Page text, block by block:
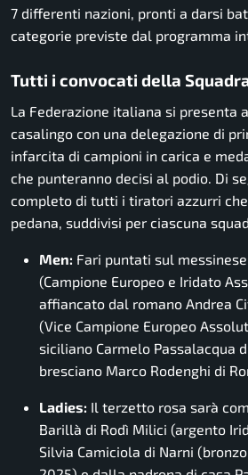
7 differenti nazioni, pronti a darsi
categorie previste dal programma
Tutti i convocati della
La Federazione italiana si presenta
casalingo con una delegazione di
infarcita di campioni in carica e
che punteranno decisi al podio. Di
completo di tutti i tiratori azzurri
pedana, suddivisi per ciascuna
Men: Fari puntati sul
(Campione Europeo e Iridato
affiancato dal romano Andrea
(Vice Campione Europeo
siciliano Carmelo Passalacqua
bresciano Marco Rodenghi di
Ladies: Il terzetto rosa sarà
Barillà di Rodì Milici (argento
Silvia Camiciola di Narni